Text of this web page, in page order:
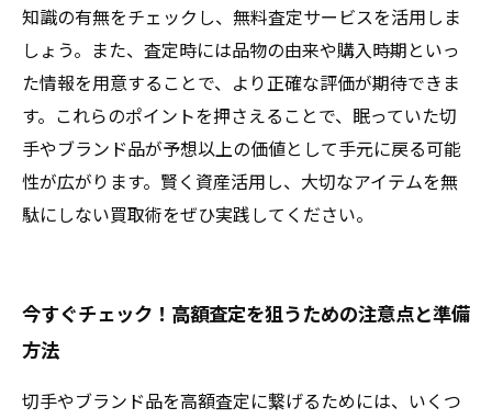
知識の有無をチェックし、無料査定サービスを活用しま
しょう。また、査定時には品物の由来や購入時期といっ
た情報を用意することで、より正確な評価が期待できま
す。これらのポイントを押さえることで、眠っていた切
手やブランド品が予想以上の価値として手元に戻る可能
性が広がります。賢く資産活用し、大切なアイテムを無
駄にしない買取術をぜひ実践してください。
今すぐチェック！高額査定を狙うための注意点と準備
方法
切手やブランド品を高額査定に繋げるためには、いくつ